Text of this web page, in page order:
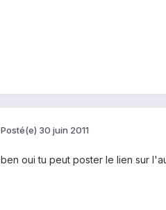
Posté(e) 30 juin 2011
ben oui tu peut poster le lien sur